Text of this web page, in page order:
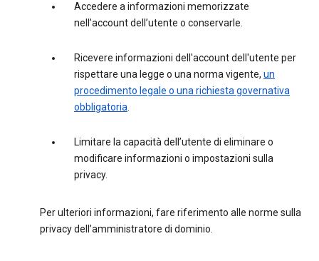
Accedere a informazioni memorizzate
nell’account dell’utente o conservarle.
Ricevere informazioni dell'account dell'utente per
rispettare una legge o una norma vigente, un
procedimento legale o una richiesta governativa
obbligatoria.
Limitare la capacità dell’utente di eliminare o
modificare informazioni o impostazioni sulla
privacy.
Per ulteriori informazioni, fare riferimento alle norme sulla
privacy dell’amministratore di dominio.